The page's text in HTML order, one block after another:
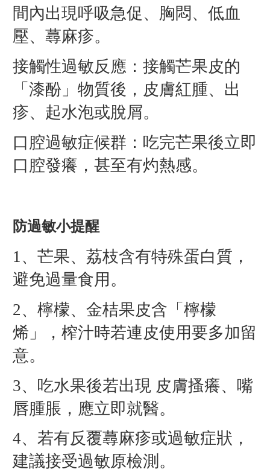
間內出現呼吸急促、胸悶、低血
壓、蕁麻疹。
接觸性過敏反應：接觸芒果皮的
「漆酚」物質後，皮膚紅腫、出
疹、起水泡或脫屑。
口腔過敏症候群：吃完芒果後立即
口腔發癢，甚至有灼熱感。
防過敏小提醒
1、芒果、荔枝含有特殊蛋白質，
避免過量食用。
2、 檸檬、金桔果皮含「檸檬
烯」，榨汁時若連皮使用要多加留
意。
3、 吃水果後若出現 皮膚搔癢、嘴
唇腫脹，應立即就醫。
4、 若有反覆蕁麻疹或過敏症狀，
建議接受過敏原檢測。